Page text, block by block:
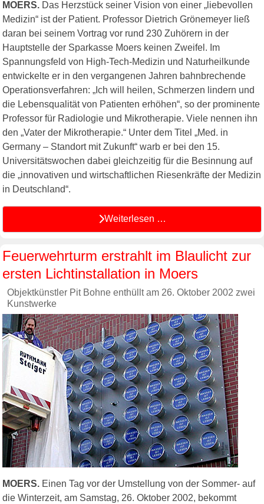
MOERS. Das Herzstück seiner Vision von einer „liebevollen
Medizin“ ist der Patient. Professor Dietrich Grönemeyer ließ
daran bei seinem Vortrag vor rund 230 Zuhörern in der
Hauptstelle der Sparkasse Moers keinen Zweifel. Im
Spannungsfeld von High-Tech-Medizin und Naturheilkunde
entwickelte er in den vergangenen Jahren bahnbrechende
Operationsverfahren: „Ich will heilen, Schmerzen lindern und
die Lebensqualität von Patienten erhöhen“, so der prominente
Professor für Radiologie und Mikrotherapie. Viele nennen ihn
den „Vater der Mikrotherapie.“ Unter dem Titel „Med. in
Germany – Standort mit Zukunft“ warb er bei den 15.
Universitätswochen dabei gleichzeitig für die Besinnung auf
die „innovativen und wirtschaftlichen Riesenkräfte der Medizin
in Deutschland“.
Weiterlesen …
Feuerwehrturm erstrahlt im Blaulicht zur
ersten Lichtinstallation in Moers
Objektkünstler Pit Bohne enthüllt am 26. Oktober 2002 zwei
Kunstwerke
MOERS. Einen Tag vor der Umstellung von der Sommer- auf
die Winterzeit, am Samstag, 26. Oktober 2002, bekommt